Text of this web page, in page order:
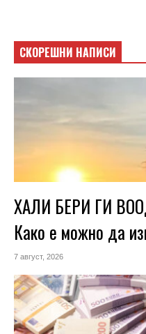
СКОРЕШНИ НАПИСИ
ХАЛИ БЕРИ ГИ
Како е можно да
7 август, 2026